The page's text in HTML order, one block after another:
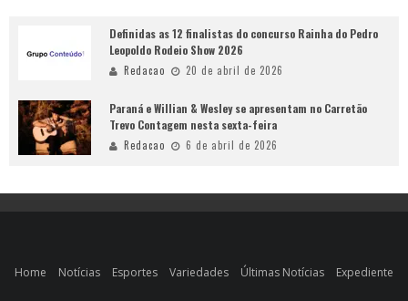
Definidas as 12 finalistas do concurso Rainha do Pedro
Leopoldo Rodeio Show 2026
Redacao 20 de abril de 2026
Paraná e Willian & Wesley se apresentam no Carretão
Trevo Contagem nesta sexta-feira
Redacao 6 de abril de 2026
Home Notícias Esportes Variedades Últimas Notícias Expediente